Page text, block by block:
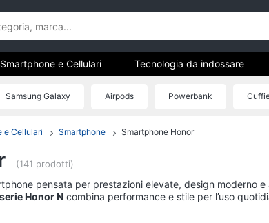
Telefonia
Smartphone e Cellulari
iPhone 17 Pro Max
Tecnologia da
Apple Watch Series 10
Smartphone e Cellulari Tecnologia da indossare
Samsung Galaxy Airpods Powerbank
e Cellulari Smartphone Smartphone Honor
(141 prodotti)
pensata per prestazioni elevate, design moderno e
serie Honor N combina performance e stile per l’uso
Scopri la gamma completa e scegli lo